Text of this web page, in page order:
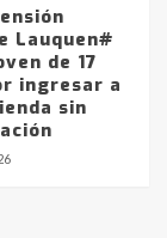
Lauquen#
de 17
ingresar a
sin
vendrá
gran parte